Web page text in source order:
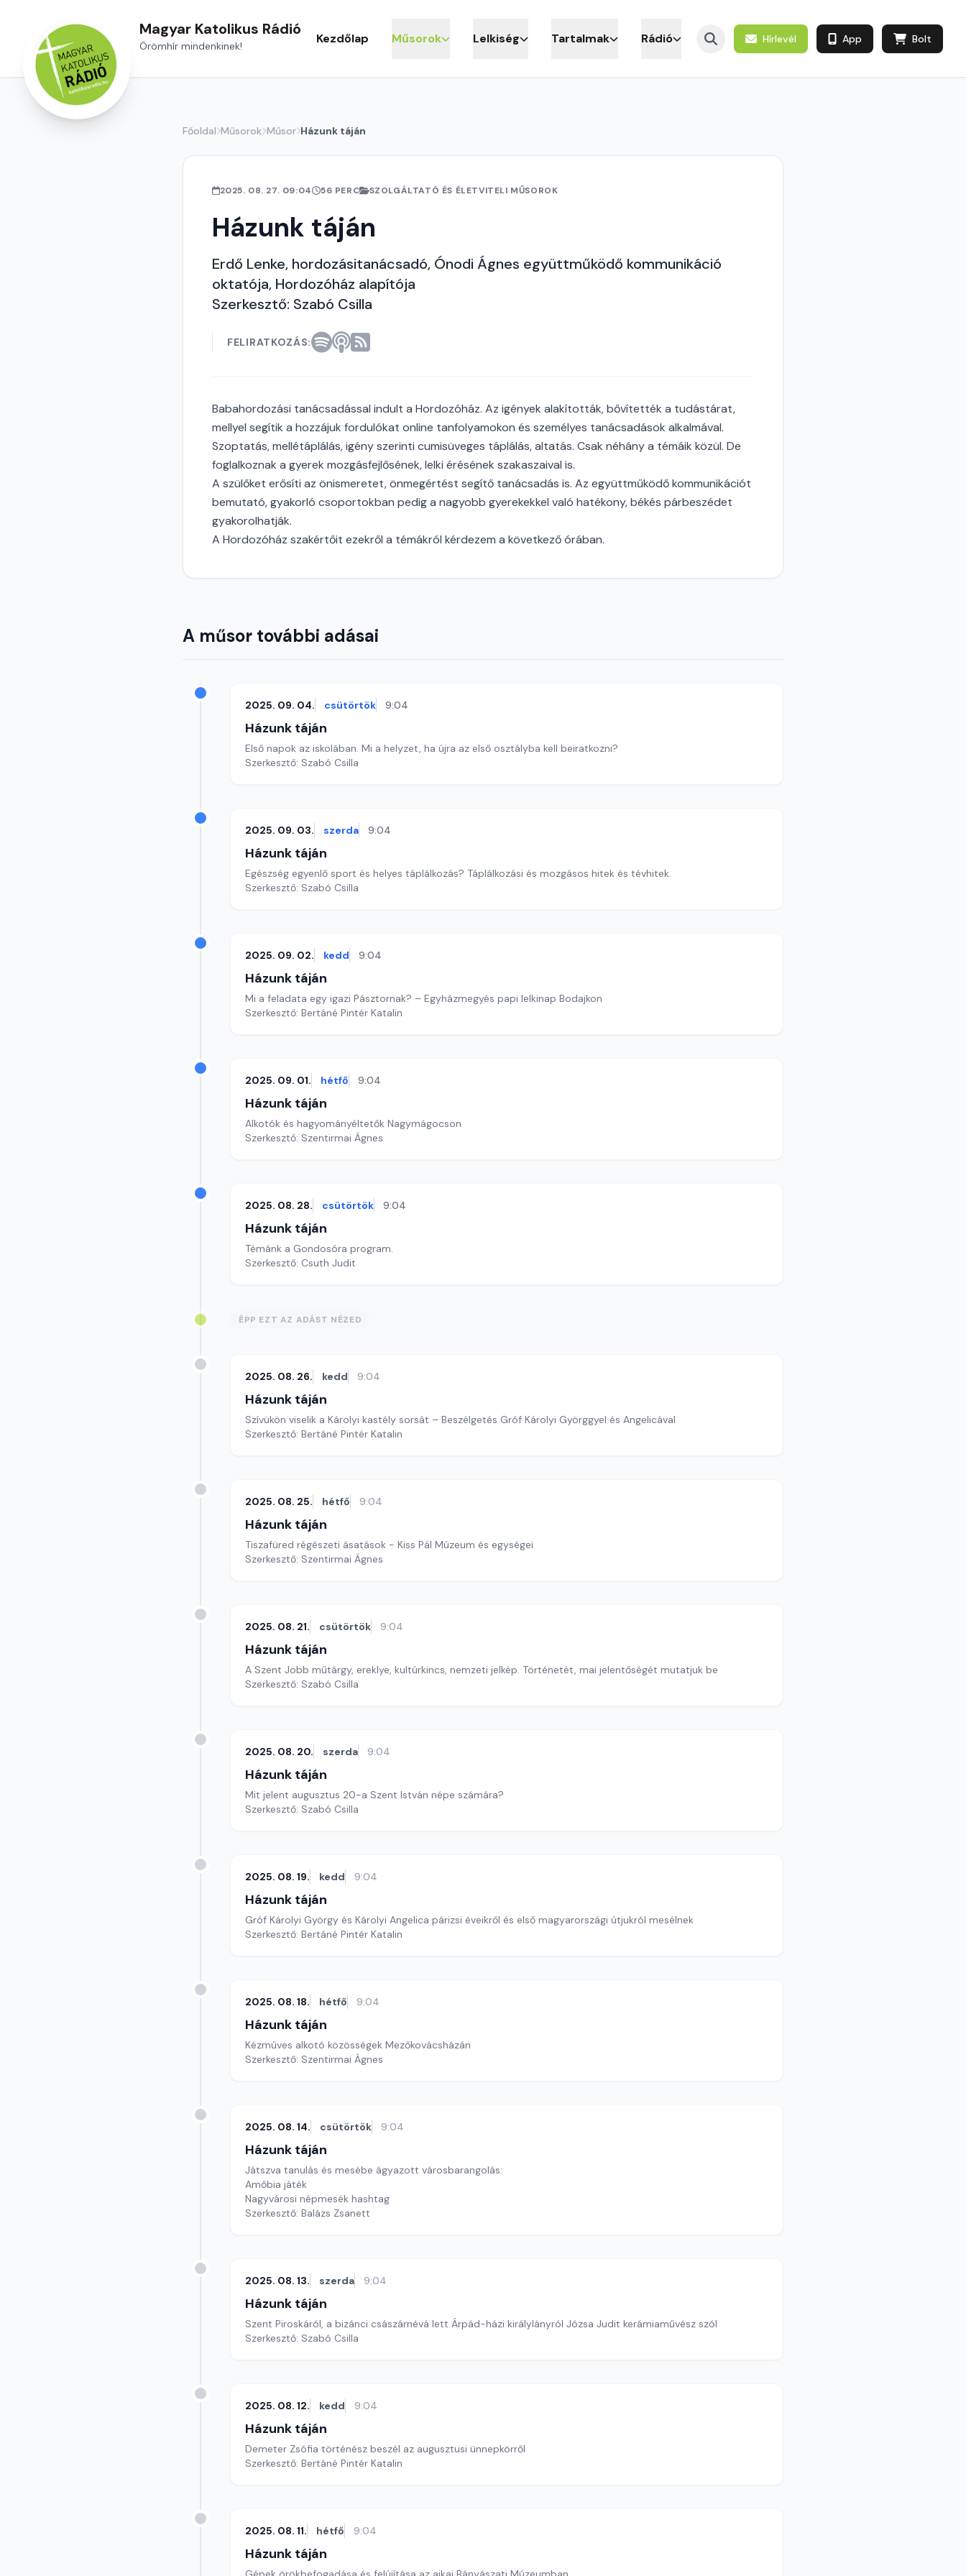
Magyar Katolikus Rádió
Örömhír mindenkinek! Kezdőlap Műsorok Lelkiség Tartalmak Rádió Hírlevél App Bolt
Főoldal Műsorok Műsor Házunk táján
2025. 08. 27. 09:04 56 PERC SZOLGÁLTATÓ ÉS ÉLETVITELI MŰSOROK
Házunk táján
Erdő Lenke, hordozásitanácsadó, Ónodi Ágnes együttműködő kommunikáció
oktatója, Hordozóház alapítója
Szerkesztő: Szabó Csilla
FELIRATKOZÁS:
Babahordozási tanácsadással indult a Hordozóház. Az igények alakították, bővítették a tudástárat,
mellyel segítik a hozzájuk fordulókat online tanfolyamokon és személyes tanácsadások alkalmával.
Szoptatás, mellétáplálás, igény szerinti cumisüveges táplálás, altatás. Csak néhány a témáik közül. De
foglalkoznak a gyerek mozgásfejlősének, lelki érésének szakaszaival is.
A szülőket erősíti az önismeretet, önmegértést segítő tanácsadás is. Az együttműködő kommunikációt
bemutató, gyakorló csoportokban pedig a nagyobb gyerekekkel való hatékony, békés párbeszédet
gyakorolhatják.
A Hordozóház szakértőit ezekről a témákról kérdezem a következő órában.
A műsor további adásai
2025. 09. 04. csütörtök 9:04
Házunk táján
Első napok az iskolában. Mi a helyzet, ha újra az első osztályba kell beiratkozni?
Szerkesztő: Szabó Csilla
2025. 09. 03. szerda 9:04
Házunk táján
Egészség egyenlő sport és helyes táplálkozás? Táplálkozási és mozgásos hitek és tévhitek.
Szerkesztő: Szabó Csilla
2025. 09. 02. kedd 9:04
Házunk táján
Mi a feladata egy igazi Pásztornak? – Egyházmegyés papi lelkinap Bodajkon
Szerkesztő: Bertáné Pintér Katalin
2025. 09. 01. hétfő 9:04
Házunk táján
Alkotók és hagyományéltetők Nagymágocson
Szerkesztő: Szentirmai Ágnes
2025. 08. 28. csütörtök 9:04
Házunk táján
Témánk a Gondosóra program.
Szerkesztő: Csuth Judit
ÉPP EZT AZ ADÁST NÉZED
2025. 08. 26. kedd 9:04
Házunk táján
Szívükön viselik a Károlyi kastély sorsát – Beszélgetés Gróf Károlyi Györggyel és Angelicával
Szerkesztő: Bertáné Pintér Katalin
2025. 08. 25. hétfő 9:04
Házunk táján
Tiszafüred régészeti ásatások - Kiss Pál Múzeum és egységei
Szerkesztő: Szentirmai Ágnes
2025. 08. 21. csütörtök 9:04
Házunk táján
A Szent Jobb műtárgy, ereklye, kultúrkincs, nemzeti jelkép. Történetét, mai jelentőségét mutatjuk be
Szerkesztő: Szabó Csilla
2025. 08. 20. szerda 9:04
Házunk táján
Mit jelent augusztus 20-a Szent István népe számára?
Szerkesztő: Szabó Csilla
2025. 08. 19. kedd 9:04
Házunk táján
Gróf Károlyi György és Károlyi Angelica párizsi éveikről és első magyarországi útjukról mesélnek
Szerkesztő: Bertáné Pintér Katalin
2025. 08. 18. hétfő 9:04
Házunk táján
Kézműves alkotó közösségek Mezőkovácsházán
Szerkesztő: Szentirmai Ágnes
2025. 08. 14. csütörtök 9:04
Házunk táján
Játszva tanulás és mesébe ágyazott városbarangolás:
Amőbia játék
Nagyvárosi népmesék hashtag
Szerkesztő: Balázs Zsanett
2025. 08. 13. szerda 9:04
Házunk táján
Szent Piroskáról, a bizánci császárnévá lett Árpád-házi királylányról Józsa Judit kerámiaművész szól
Szerkesztő: Szabó Csilla
2025. 08. 12. kedd 9:04
Házunk táján
Demeter Zsófia történész beszél az augusztusi ünnepkörről
Szerkesztő: Bertáné Pintér Katalin
2025. 08. 11. hétfő 9:04
Házunk táján